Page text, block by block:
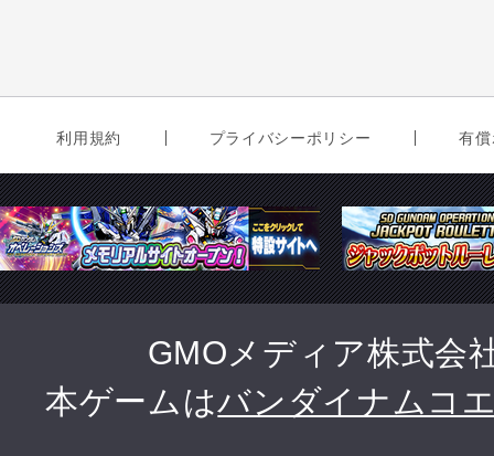
利用規約 プライバシーポリシー 有
GMOメディア株式会
本ゲームはバンダイナムコ